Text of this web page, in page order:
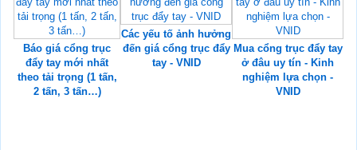
Báo giá cổng trục
đẩy tay mới nhất
theo tải trọng (1 tấn,
2 tấn, 3 tấn…)
Các yếu tố ảnh hưởng
đến giá cổng trục đẩy
tay - VNID
Mua cổng trục đẩy tay
ở đâu uy tín - Kinh
nghiệm lựa chọn -
VNID